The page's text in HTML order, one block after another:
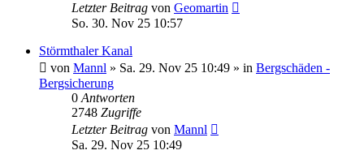
Letzter Beitrag von Geomartin
So. 30. Nov 25 10:57
Störmthaler Kanal
von Mannl » Sa. 29. Nov 25 10:49 » in Bergschäden -
Bergsicherung
0 Antworten
2748 Zugriffe
Letzter Beitrag von Mannl
Sa. 29. Nov 25 10:49